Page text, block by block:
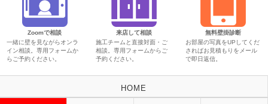
Zoomで相談
一緒に壁を見ながらオンラ
イン相談。専用フォームか
らご予約ください。
来店して相談
施工チームと直接対面・ご
相談。専用フォームからご
予約ください。
無料壁掛診断
お部屋の写真をUPしてくだ
さればお見積もりをメール
で即日返信。
HOME